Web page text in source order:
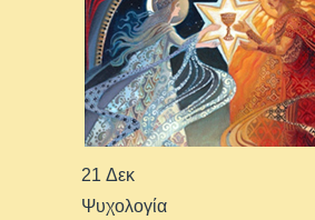
21 Δεκ
Ψυχολογία